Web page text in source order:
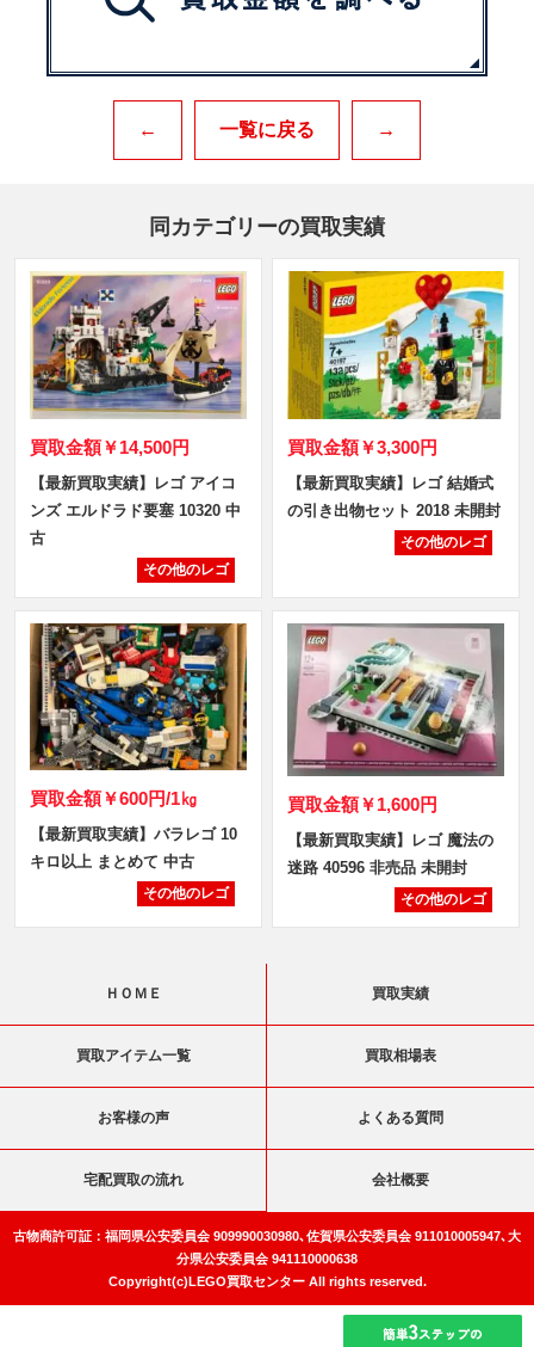
← 一覧に戻る →
同カテゴリーの買取実績
買取金額￥14,500円
【最新買取実績】レゴ アイコ
ンズ エルドラド要塞 10320 中
古
その他のレゴ
買取金額￥3,300円
【最新買取実績】レゴ 結婚式
の引き出物セット 2018 未開封
その他のレゴ
買取金額￥600円/1㎏
【最新買取実績】バラレゴ 10
キロ以上 まとめて 中古
その他のレゴ
買取金額￥1,600円
【最新買取実績】レゴ 魔法の
迷路 40596 非売品 未開封
その他のレゴ
ＨＯＭＥ 買取実績
買取アイテム一覧 買取相場表
お客様の声 よくある質問
宅配買取の流れ 会社概要
古物商許可証：福岡県公安委員会 909990030980､佐賀県公安委員会 911010005947､大
分県公安委員会 941110000638
Copyright(c)LEGO買取センター All rights reserved.